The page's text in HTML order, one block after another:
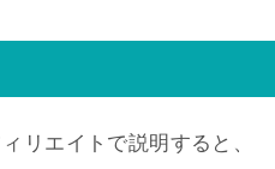
リエイトで説明すると、